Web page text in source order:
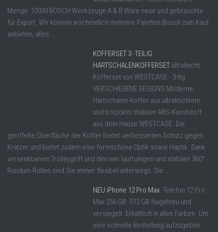
Menge: 10000 BOSCH Werkzeuge A & B Ware neue und gebrauchte
für Export. Wir können wöchentlich mehrere Paletten Bosch zum Kauf
anbieten, alles ...
KOFFERSET 3 -TEILIG
HARTSCHALENKOFFERSET ultraleicht
Kofferset von WESTCASE - 3-tlg.
VERSCHIEDENE DESIGNS Moderne
Hartschalen-Koffer aus ultraleichtem
und trotzdem stabilen ABS-Kunststoff
aus dem Hause WESTCASE. Die
geriffelte Oberfläche der Koffer bietet verbesserten Schutz gegen
Kratzer und bietet zudem eine formschöne Optik sowie Haptik. Dank
versenkbarem Trolleygriff und den vier laufruhigen und stabilen 360°
Rundum-Rollen sind Sie immer flexibel unterwegs. Die ...
NEU iPhone 12 Pro Max. Telefon 12 Pro
Max 256 GB. 512 GB.Nagelneu und
versiegelt. Erhältlich in allen Farben. Um
eine schnelle Bestellung aufzugeben